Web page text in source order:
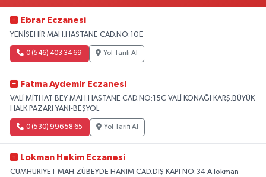
Ebrar Eczanesi
YENİŞEHİR MAH.HASTANE CAD.NO:10E
0 (546) 403 34 69 Yol Tarifi Al
Fatma Aydemir Eczanesi
VALİ MİTHAT BEY MAH.HASTANE CAD.NO:15C VALİ KONAĞI KARŞ.BÜYÜK
HALK PAZARI YANI-BEŞYOL
0 (530) 996 58 65 Yol Tarifi Al
Lokman Hekim Eczanesi
CUMHURİYET MAH.ZÜBEYDE HANIM CAD.DIŞ KAPI NO:34 A lokman